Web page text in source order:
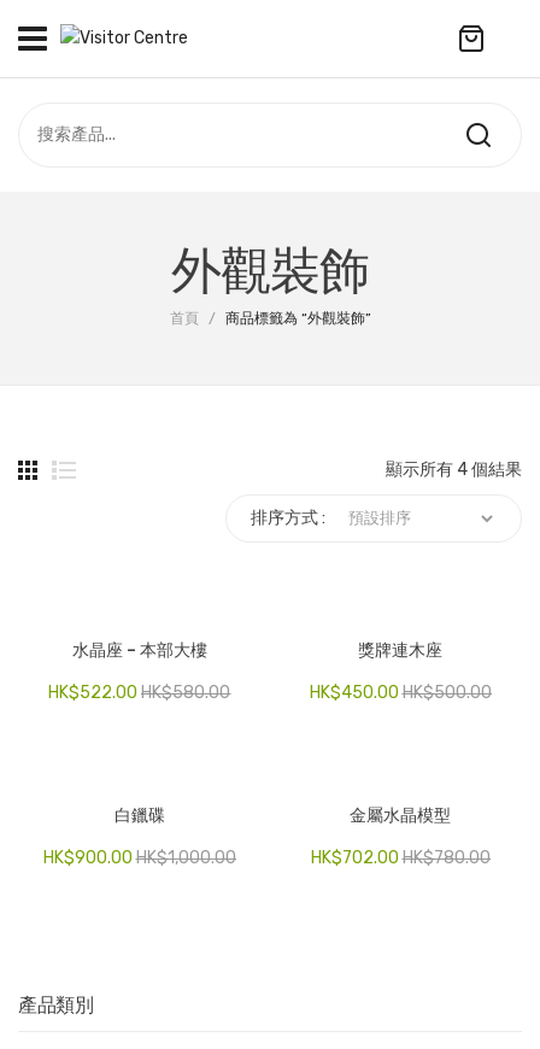
合作社
訂製產品
其他
玩具
外觀裝飾
首頁 / 商品標籤為 “外觀裝飾”
產品類別
顯示所有 4 個結果
排序方式 :
水晶座 – 本部大樓
HK$580.00
HK$522.00
獎牌連木座
HK$500.00
HK$450.00
白鑞碟
HK$1,000.00
HK$900.00
金屬水晶模型
HK$780.00
HK$702.00